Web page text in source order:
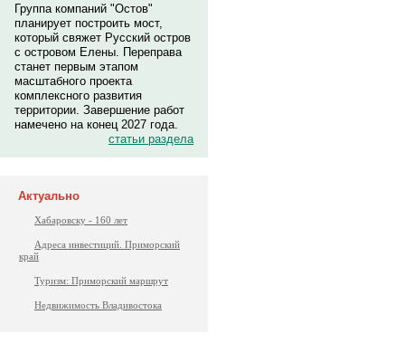
Группа компаний "Остов"
планирует построить мост,
который свяжет Русский остров
с островом Елены. Переправа
станет первым этапом
масштабного проекта
комплексного развития
территории. Завершение работ
намечено на конец 2027 года.
статьи раздела
Актуально
Хабаровску - 160 лет
Адреса инвестиций. Приморский
край
Туризм: Приморский маршрут
Недвижимость Владивостока